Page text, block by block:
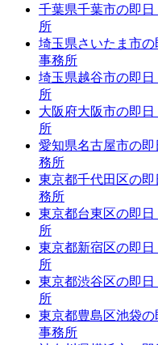
千葉県千葉市の即
所
埼玉県さいたま市
事務所
埼玉県越谷市の即
所
大阪府大阪市の即
所
愛知県名古屋市の
務所
東京都千代田区の
務所
東京都台東区の即
所
東京都新宿区の即
所
東京都渋谷区の即
所
東京都豊島区池袋
事務所